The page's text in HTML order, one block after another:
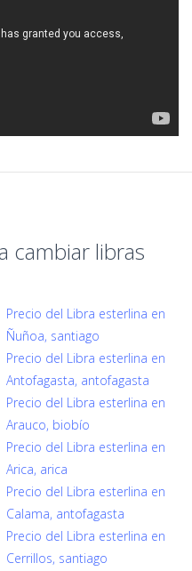
cambiar libras
Precio del Libra esterlina en
Ñuñoa, santiago
Precio del Libra esterlina en
Antofagasta, antofagasta
Precio del Libra esterlina en
Arauco, biobío
Precio del Libra esterlina en
Arica, arica
Precio del Libra esterlina en
Calama, antofagasta
Precio del Libra esterlina en
Cerrillos, santiago